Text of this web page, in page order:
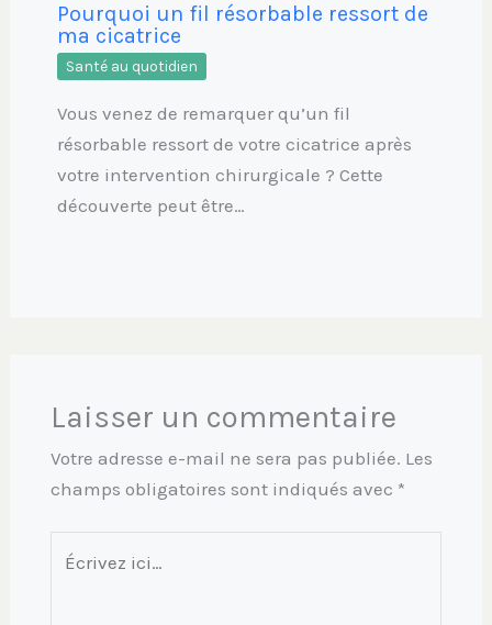
Pourquoi un fil résorbable ressort de
ma cicatrice
Santé au quotidien
Vous venez de remarquer qu’un fil
résorbable ressort de votre cicatrice après
votre intervention chirurgicale ? Cette
découverte peut être…
Laisser un commentaire
Votre adresse e-mail ne sera pas publiée. Les
champs obligatoires sont indiqués avec *